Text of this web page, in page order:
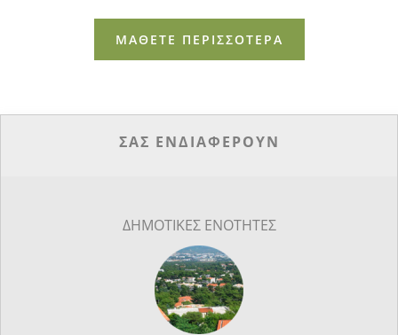
ΜΑΘΕΤΕ ΠΕΡΙΣΣΟΤΕΡΑ
ΣΑΣ ΕΝΔΙΑΦΕΡΟΥΝ
ΔΗΜΟΤΙΚΕΣ ΕΝΟΤΗΤΕΣ